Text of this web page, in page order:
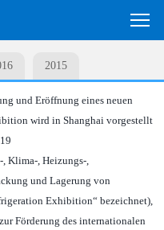
2015
und Eröffnung eines neuen
wird in Shanghai vorgestellt
Klima-, Heizungs-,
und Lagerung von
Exhibition“ bezeichnet),
Förderung des internationalen